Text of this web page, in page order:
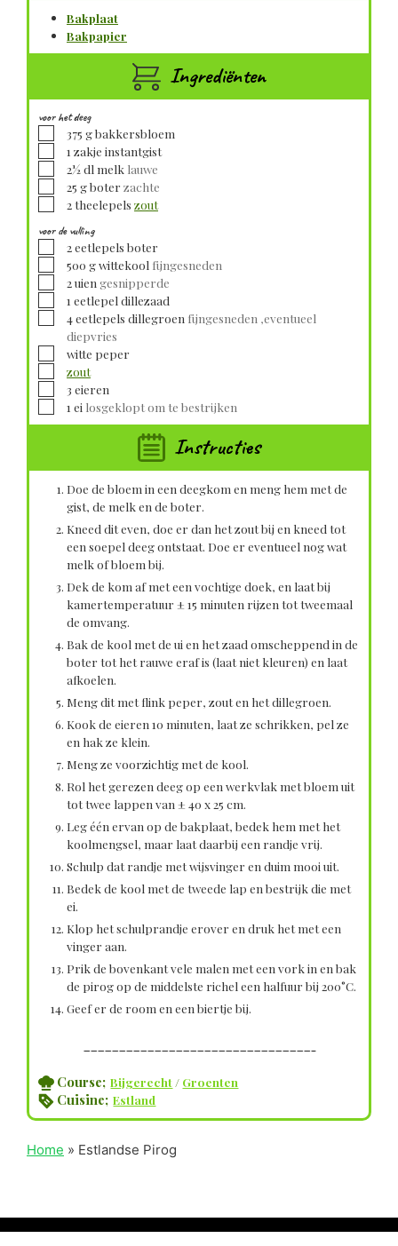
Bakplaat
Bakpapier
Ingrediënten
voor het deeg
▢
375 gbakkersbloem
▢1 zakje instantgist
▢
2½dl melk lauwe
▢
25 gboter zachte
▢
2theelepels zout
voor de vulling
▢
2eetlepels boter
▢
500 gwittekool fijngesneden
▢
2uien gesnipperde
▢1 eetlepel dillezaad
▢
4eetlepels dillegroen fijngesneden ,eventueel
diepvries
▢
witte peper
▢
zout
▢
3 eieren
▢1 ei losgeklopt om te bestrijken
Instructies
Doe de bloem in een deegkom en meng hem met de
gist, de melk en de boter.
Kneed dit even, doe er dan het zout bij en kneed tot
een soepel deeg ontstaat. Doe er eventueel nog wat
melk of bloem bij.
Dek de kom af met een vochtige doek, en laat bij
kamertemperatuur ± 15 minuten rijzen tot tweemaal
de omvang.
Bak de kool met de ui en het zaad omscheppend in de
boter tot het rauwe eraf is (laat niet kleuren) en laat
afkoelen.
Meng dit met flink peper, zout en het dillegroen.
Kook de eieren 10 minuten, laat ze schrikken, pel ze
en hak ze klein.
Meng ze voorzichtig met de kool.
Rol het gerezen deeg op een werkvlak met bloem uit
tot twee lappen van ± 40 x 25 cm.
Leg één ervan op de bakplaat, bedek hem met het
koolmengsel, maar laat daarbij een randje vrij.
Schulp dat randje met wijsvinger en duim mooi uit.
Bedek de kool met de tweede lap en bestrijk die met
ei.
Klop het schulprandje erover en druk het met een
vinger aan.
Prik de bovenkant vele malen met een vork in en bak
de pirog op de middelste richel een halfuur bij 200°C.
Geef er de room en een biertje bij.
————————————————————————————————–
Course; Bijgerecht / Groenten
Cuisine; Estland
Home » Estlandse Pirog